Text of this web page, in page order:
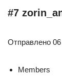
#7
Отправлено
Members